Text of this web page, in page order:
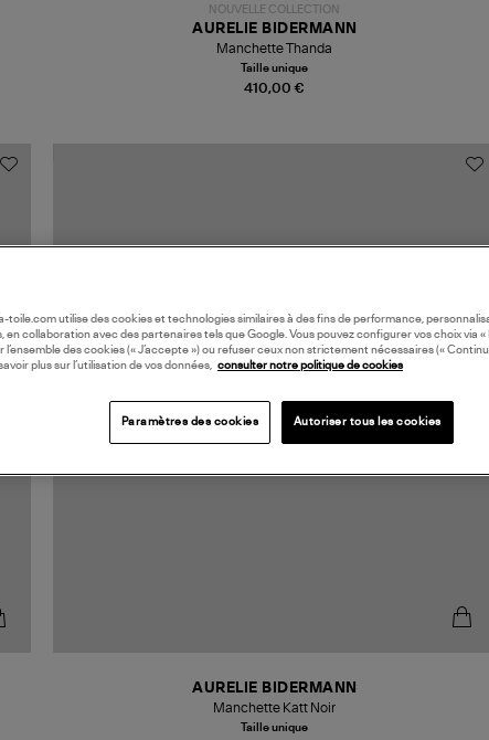
NOUVELLE COLLECTION
410,00 €
AURELIE BIDERMANN
Manchette Thanda
Taille unique
AURELIE BIDERMANN
Manchette Katt Noir
Taille unique
toile.com utilise des cookies et technologies similaires à des fins de performance,
en collaboration avec des partenaires tels que Google. Vous pouvez configurer vos choix via «
l’ensemble des cookies (« J’accepte ») ou refuser ceux non strictement nécessaires («
plus sur l’utilisation de vos données, consulter notre politique de cookies
Paramètres des cookies Autoriser tous les cookies